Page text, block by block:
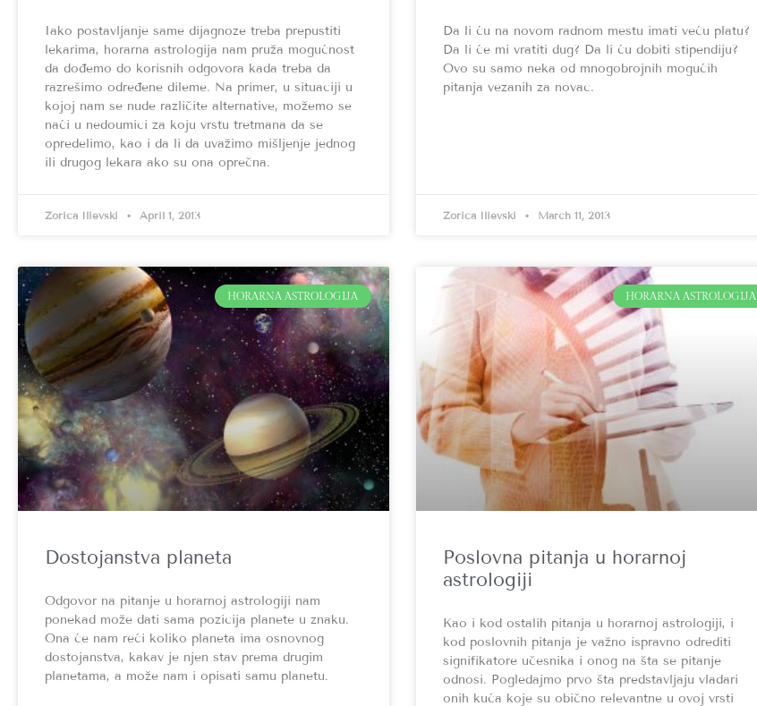
Iako postavljanje same dijagnoze treba prepustiti
lekarima, horarna astrologija nam pruža mogućnost
da dođemo do korisnih odgovora kada treba da
razrešimo određene dileme. Na primer, u situaciji u
kojoj nam se nude različite alternative, možemo se
naći u nedoumici za koju vrstu tretmana da se
opredelimo, kao i da li da uvažimo mišljenje jednog
ili drugog lekara ako su ona oprečna.
Zorica Ilievski April 1, 2013
Da li ću na novom radnom mestu imati veću platu?
Da li će mi vratiti dug? Da li ću dobiti stipendiju?
Ovo su samo neka od mnogobrojnih mogućih
pitanja vezanih za novac.
Zorica Ilievski March 11, 2013
HORARNA ASTROLOGIJA
Dostojanstva planeta
Odgovor na pitanje u horarnoj astrologiji nam
ponekad može dati sama pozicija planete u znaku.
Ona će nam reći koliko planeta ima osnovnog
dostojanstva, kakav je njen stav prema drugim
planetama, a može nam i opisati samu planetu.
HORARNA ASTROLOGIJA
Poslovna pitanja u horarnoj
astrologiji
Kao i kod ostalih pitanja u horarnoj astrologiji, i
kod poslovnih pitanja je važno ispravno odrediti
signifikatore učesnika i onog na šta se pitanje
odnosi. Pogledajmo prvo šta predstavljaju vladari
onih kuća koje su obično relevantne u ovoj vrsti